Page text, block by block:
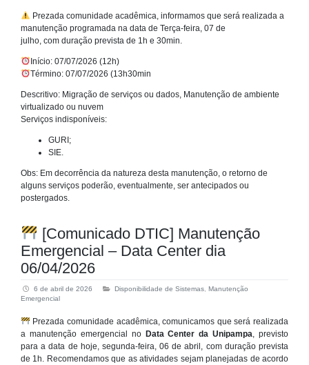
Prezada comunidade acadêmica, informamos que será realizada a
manutenção programada na data de Terça-feira, 07 de
julho, com duração prevista de 1h e 30min.
Início: 07/07/2026 (12h)
Término: 07/07/2026 (13h30min
Descritivo: Migração de serviços ou dados, Manutenção de ambiente
virtualizado ou nuvem
Serviços indisponíveis:
GURI;
SIE.
Obs: Em decorrência da natureza desta manutenção, o retorno de
alguns serviços poderão, eventualmente, ser antecipados ou
postergados.
[Comunicado DTIC] Manutenção
Emergencial – Data Center dia
06/04/2026
6 de abril de 2026 Disponibilidade de Sistemas Manutenção
Emergencial
Prezada comunidade acadêmica, comunicamos que será realizada
a manutenção emergencial no Data Center da Unipampa, previsto
para a data de hoje, segunda-feira, 06 de abril, com duração prevista
de 1h. Recomendamos que as atividades sejam planejadas de acordo